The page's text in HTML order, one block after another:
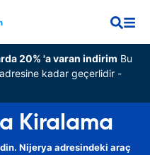
20% 'a varan indirim Bu
kadar geçerlidir -
Kiralama
Nijerya adresindeki araç